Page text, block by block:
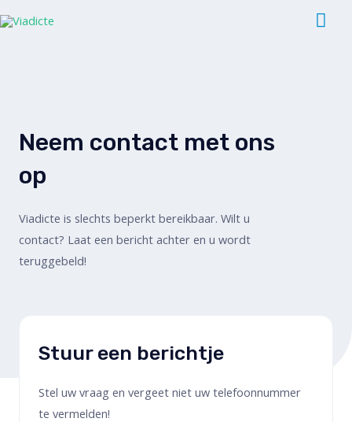
naar
Neem contact met ons
op
Viadicte is slechts beperkt bereikbaar. Wilt u
contact? Laat een bericht achter en u wordt
teruggebeld!
Stuur een berichtje
Stel uw vraag en vergeet niet uw telefoonnummer
te vermelden!